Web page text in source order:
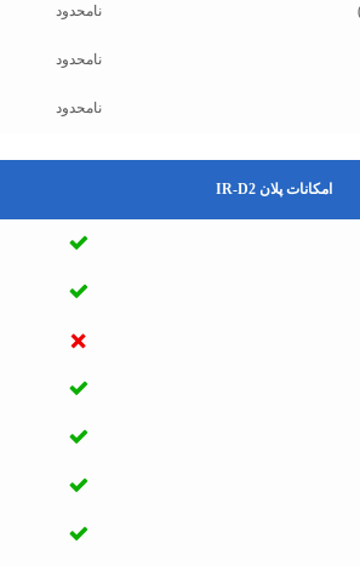
نامحدود
نامحدود
نامحدود
امکانات پلان IR-D2